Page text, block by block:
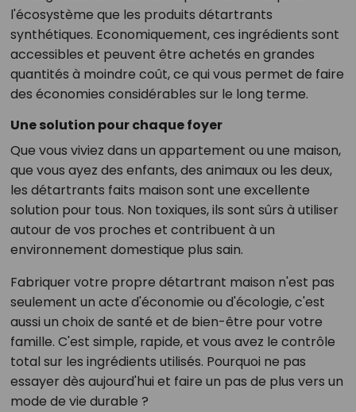
l'écosystème que les produits détartrants
synthétiques. Economiquement, ces ingrédients sont
accessibles et peuvent être achetés en grandes
quantités à moindre coût, ce qui vous permet de faire
des économies considérables sur le long terme.
Une solution pour chaque foyer
Que vous viviez dans un appartement ou une maison,
que vous ayez des enfants, des animaux ou les deux,
les détartrants faits maison sont une excellente
solution pour tous. Non toxiques, ils sont sûrs à utiliser
autour de vos proches et contribuent à un
environnement domestique plus sain.
Fabriquer votre propre détartrant maison n'est pas
seulement un acte d'économie ou d'écologie, c'est
aussi un choix de santé et de bien-être pour votre
famille. C'est simple, rapide, et vous avez le contrôle
total sur les ingrédients utilisés. Pourquoi ne pas
essayer dès aujourd'hui et faire un pas de plus vers un
mode de vie durable ?